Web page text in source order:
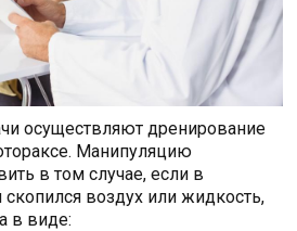
осуществляют дренирование
Манипуляцию
в том случае, если в
воздух или жидкость,
в виде: